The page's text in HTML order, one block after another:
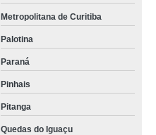
Metropolitana de Curitiba
Palotina
Paraná
Pinhais
Pitanga
Quedas do Iguaçu